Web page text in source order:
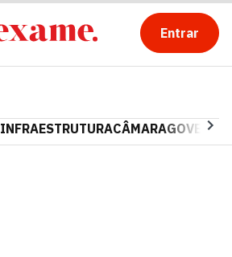
Entrar
INFRAESTRUTURACÂMARAGOVERNO